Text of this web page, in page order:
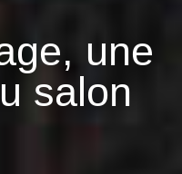
une
salon